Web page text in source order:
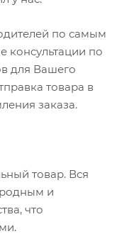
по самым
консультации по
для Вашего
товара в
заказа.
товар. Вся
и
что